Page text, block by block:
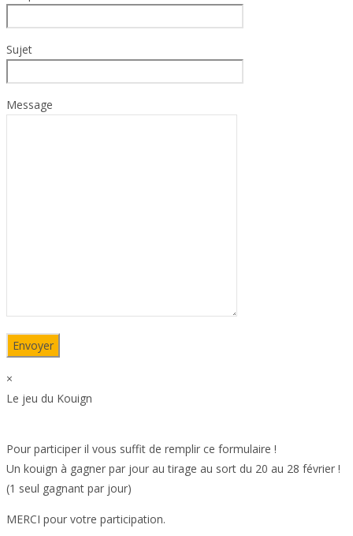
Sujet
Message
×
Le jeu du Kouign
Pour participer il vous suffit de remplir ce formulaire !
Un kouign à gagner par jour au tirage au sort du 20 au 28 février !
(1 seul gagnant par jour)
MERCI pour votre participation.